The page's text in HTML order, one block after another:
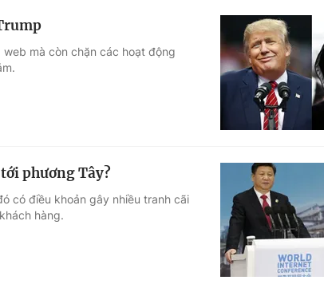
mà còn chặn các hoạt động
phương Tây?
có điều khoản gây nhiều tranh cãi
hàng.